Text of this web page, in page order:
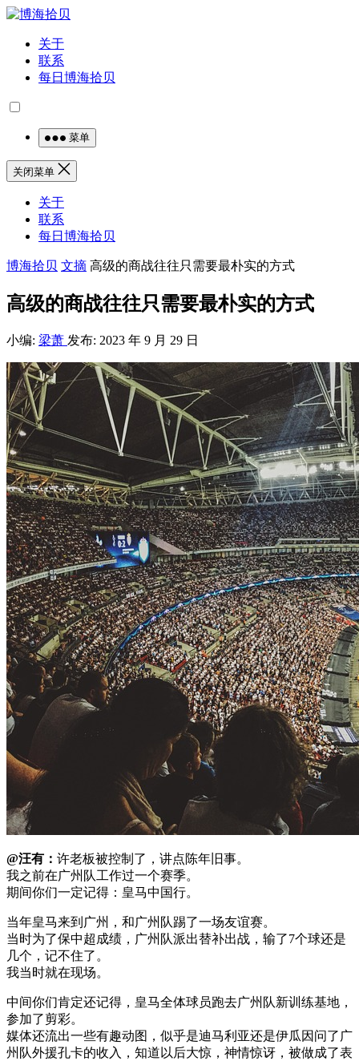
关于
联系
每日博海拾贝
菜单
关闭菜单
关于
联系
每日博海拾贝
博海拾贝 文摘 高级的商战往往只需要最朴实的方式
高级的商战往往只需要最朴实的方式
小编: 梁萧 发布: 2023 年 9 月 29 日
@汪有： 许老板被控制了，讲点陈年旧事。
我之前在广州队工作过一个赛季。
期间你们一定记得：皇马中国行。
当年皇马来到广州，和广州队踢了一场友谊赛。
当时为了保中超成绩，广州队派出替补出战，输了7个球还是
几个，记不住了。
我当时就在现场。
中间你们肯定还记得，皇马全体球员跑去广州队新训练基地，
参加了剪彩。
媒体还流出一些有趣动图，似乎是迪马利亚还是伊瓜因问了广
州队外援孔卡的收入，知道以后大惊，神情惊讶，被做成了表